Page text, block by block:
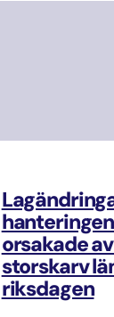
orsakade
storskarv
riksdagen